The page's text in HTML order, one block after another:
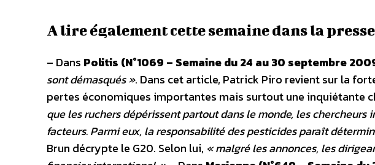
A lire également cette semaine dans la presse
– Dans Politis (N°1069 – Semaine du 24 au 30 septembre
sont démasqués ». Dans cet article, Patrick Piro revient sur la
pertes économiques importantes mais surtout une inquiétante
que les ruchers dépérissent partout dans le monde, les
facteurs. Parmi eux, la responsabilité des pesticides paraît
Brun décrypte le G20. Selon lui, « malgré les annonces, les